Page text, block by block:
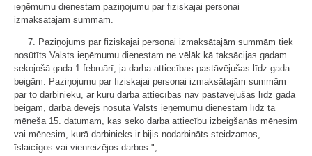
ieņēmumu dienestam paziņojumu par fiziskajai personai
izmaksātajām summām.
7. Paziņojums par fiziskajai personai izmaksātajām summām tiek
nosūtīts Valsts ieņēmumu dienestam ne vēlāk kā taksācijas gadam
sekojošā gada 1.februārī, ja darba attiecības pastāvējušas līdz gada
beigām. Paziņojumu par fiziskajai personai izmaksātajām summām
par to darbinieku, ar kuru darba attiecības nav pastāvējušas līdz gada
beigām, darba devējs nosūta Valsts ieņēmumu dienestam līdz tā
mēneša 15. datumam, kas seko darba attiecību izbeigšanās mēnesim
vai mēnesim, kurā darbinieks ir bijis nodarbināts steidzamos,
īslaicīgos vai vienreizējos darbos.";